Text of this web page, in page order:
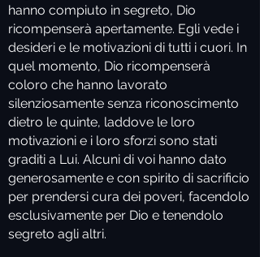
hanno compiuto in segreto, Dio
ricompenserà apertamente. Egli vede i
desideri e le motivazioni di tutti i cuori. In
quel momento, Dio ricompenserà
coloro che hanno lavorato
silenziosamente senza riconoscimento
dietro le quinte, laddove le loro
motivazioni e i loro sforzi sono stati
graditi a Lui. Alcuni di voi hanno dato
generosamente e con spirito di sacrificio
per prendersi cura dei poveri, facendolo
esclusivamente per Dio e tenendolo
segreto agli altri.